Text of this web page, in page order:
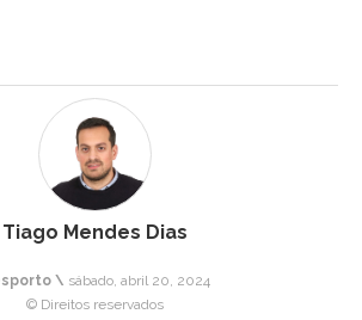
Tiago Mendes Dias
\ sábado, abril 20, 2024
© Direitos reservados